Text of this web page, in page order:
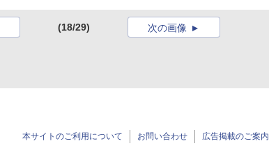
(18/29) 次の画像
本サイトのご利用について お問い合わせ 広告掲載のご案内